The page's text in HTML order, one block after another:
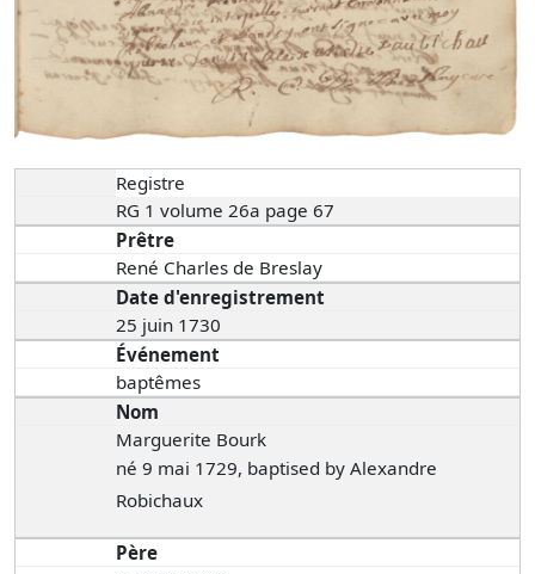
Registre
RG 1 volume 26a page 67
Prêtre
René Charles de Breslay
Date d'enregistrement
25 juin 1730
Événement
baptêmes
Nom
Marguerite Bourk
né 9 mai 1729, baptised by Alexandre
Robichaux
Père